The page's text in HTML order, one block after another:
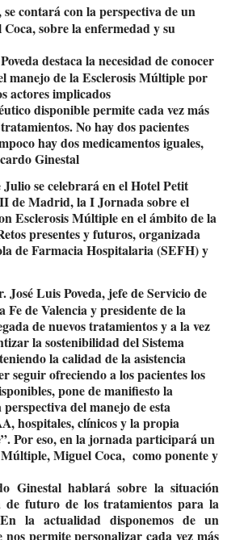
contará con la perspectiva de un
sobre la enfermedad y su
destaca la necesidad de conocer
manejo de la Esclerosis Múltiple por
actores implicados
disponible permite cada vez más
No hay dos pacientes
hay dos medicamentos iguales,
Ginestal
se celebrará en el Hotel Petit
de Madrid, la I Jornada sobre el
Esclerosis Múltiple en el ámbito de la
presentes y futuros, organizada
de Farmacia Hospitalaria (SEFH) y
José Luis Poveda, jefe de Servicio de
Fe de Valencia y presidente de la
de nuevos tratamientos y a la vez
la sostenibilidad del Sistema
la calidad de la asistencia
seguir ofreciendo a los pacientes los
, pone de manifiesto la
del manejo de esta
hospitales, clínicos y la propia
Por eso, en la jornada participará un
Miguel Coca, como ponente y
Ginestal hablará sobre la situación
de futuro de los tratamientos para la
la actualidad disponemos de un
permite personalizar cada vez más